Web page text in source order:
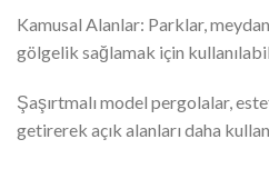
Kamusal Alanlar: Parklar,
gölgelik sağlamak için
Şaşırtmalı model pergolalar,
getirerek açık alanları daha